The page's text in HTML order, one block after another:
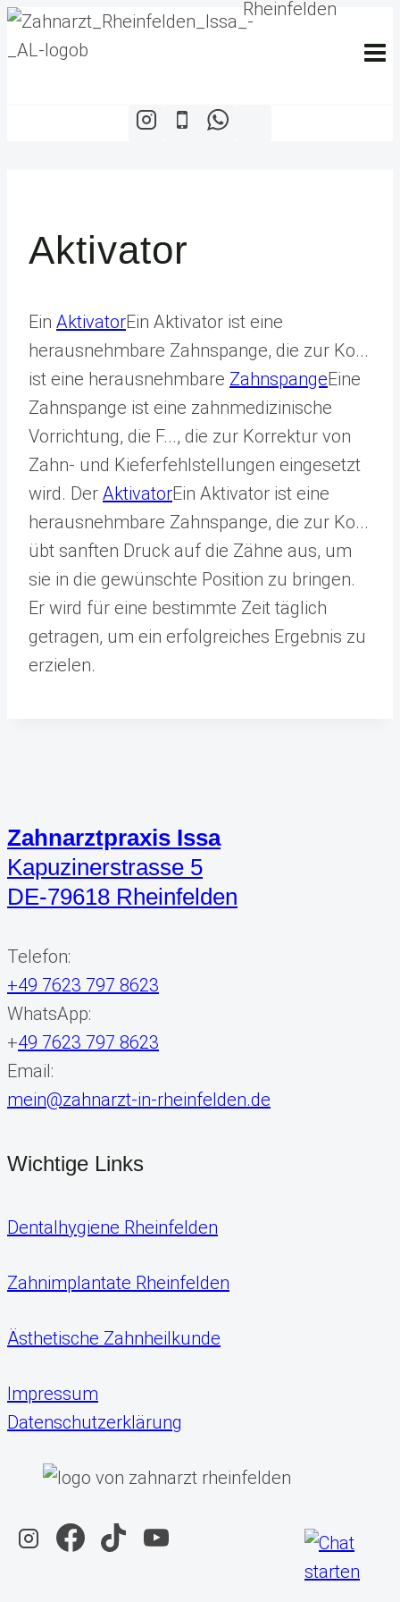
Zum
Inhalt
Aktivator
Ein AktivatorEin Aktivator ist eine
herausnehmbare Zahnspange, die zur Ko...
ist eine herausnehmbare ZahnspangeEine
Zahnspange ist eine zahnmedizinische
Vorrichtung, die F..., die zur Korrektur von
Zahn- und Kieferfehlstellungen eingesetzt
wird. Der AktivatorEin Aktivator ist eine
herausnehmbare Zahnspange, die zur Ko...
übt sanften Druck auf die Zähne aus, um
sie in die gewünschte Position zu bringen.
Er wird für eine bestimmte Zeit täglich
getragen, um ein erfolgreiches Ergebnis zu
erzielen.
Zahnarztpraxis Issa
Kapuzinerstrasse 5
DE-79618 Rheinfelden
Telefon:
+49 7623 797 8623
WhatsApp:
+49 7623 797 8623
Email:
mein@zahnarzt-in-rheinfelden.de
Wichtige Links
Dentalhygiene Rheinfelden
Zahnimplantate Rheinfelden
Ästhetische Zahnheilkunde
Impressum
Datenschutzerklärung